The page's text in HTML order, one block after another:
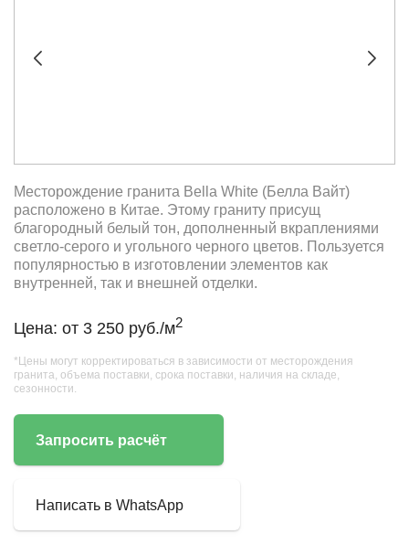
Месторождение гранита Bella White (Белла Вайт)
расположено в Китае. Этому граниту присущ
благородный белый тон, дополненный вкраплениями
светло-серого и угольного черного цветов. Пользуется
популярностью в изготовлении элементов как
внутренней, так и внешней отделки.
Цена: от 3 250 руб./м2
*Цены могут корректироваться в зависимости от месторождения
гранита, объема поставки, срока поставки, наличия на складе,
сезонности.
Запросить расчёт
Написать в WhatsApp